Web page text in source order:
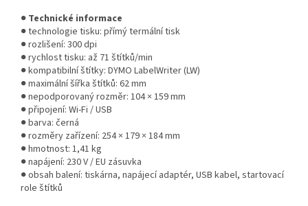
● Technické informace
● technologie tisku: přímý termální tisk
● rozlišení: 300 dpi
● rychlost tisku: až 71 štítků/min
● kompatibilní štítky: DYMO LabelWriter (LW)
● maximální šířka štítků: 62 mm
● nepodporovaný rozměr: 104 × 159 mm
● připojení: Wi-Fi / USB
● barva: černá
● rozměry zařízení: 254 × 179 × 184 mm
● hmotnost: 1,41 kg
● napájení: 230 V / EU zásuvka
● obsah balení: tiskárna, napájecí adaptér, USB kabel, startovací
role štítků